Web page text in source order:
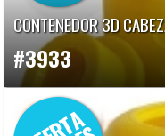
CONTENEDOR 3D
#3933